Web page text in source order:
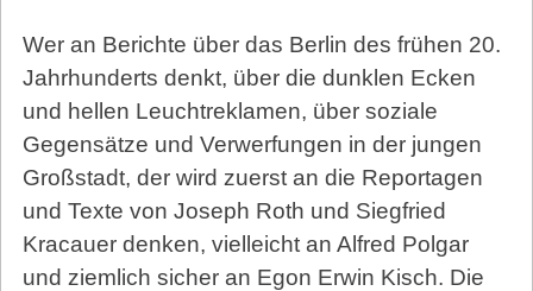
Wer an Berichte über das Berlin des frühen 20.
Jahrhunderts denkt, über die dunklen Ecken
und hellen Leuchtreklamen, über soziale
Gegensätze und Verwerfungen in der jungen
Großstadt, der wird zuerst an die Reportagen
und Texte von Joseph Roth und Siegfried
Kracauer denken, vielleicht an Alfred Polgar
und ziemlich sicher an Egon Erwin Kisch. Die